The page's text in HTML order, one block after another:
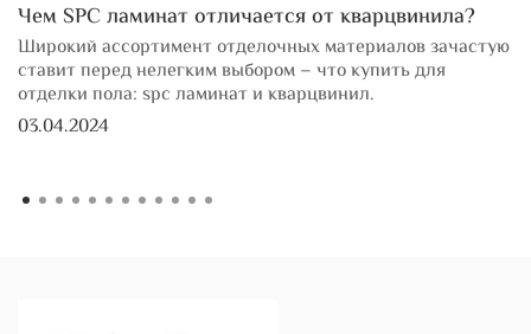
Чем SPC ламинат отличается от кварцвинила?
Широкий ассортимент отделочных материалов зачастую
ставит перед нелегким выбором – что купить для
отделки пола: spc ламинат и кварцвинил.
03.04.2024